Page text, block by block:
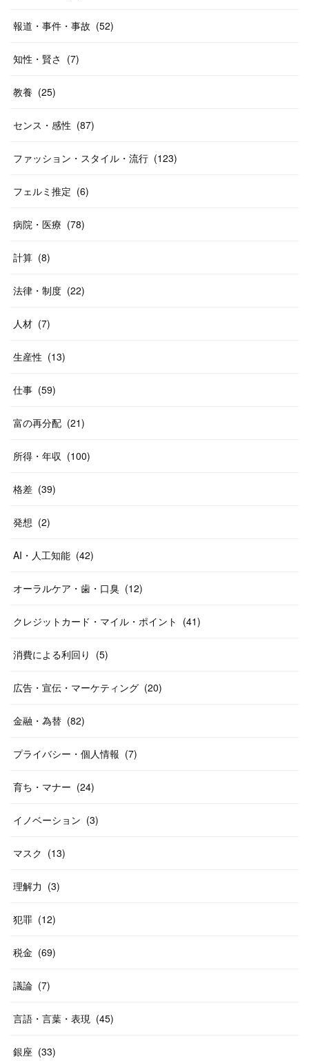
報道・事件・事故 (52)
知性・賢さ (7)
教養 (25)
センス・感性 (87)
ファッション・スタイル・流行 (123)
フェルミ推定 (6)
病院・医療 (78)
計算 (8)
法律・制度 (22)
人材 (7)
生産性 (13)
仕事 (59)
富の再分配 (21)
所得・年収 (100)
格差 (39)
発想 (2)
AI・人工知能 (42)
オーラルケア・歯・口臭 (12)
クレジットカード・マイル・ポイント (41)
消費による利回り (5)
広告・宣伝・マーケティング (20)
金融・為替 (82)
プライバシー・個人情報 (7)
育ち・マナー (24)
イノベーション (3)
マスク (13)
理解力 (3)
犯罪 (12)
税金 (69)
議論 (7)
言語・言葉・表現 (45)
銀座 (33)